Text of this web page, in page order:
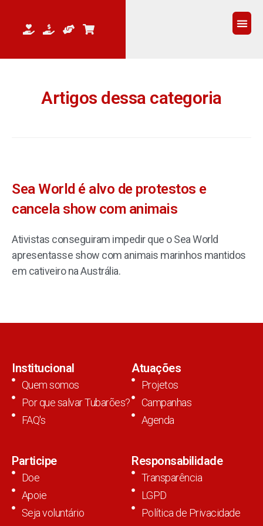
Artigos dessa categoria
Sea World é alvo de protestos e
cancela show com animais
Ativistas conseguiram impedir que o Sea World
apresentasse show com animais marinhos mantidos
em cativeiro na Austrália.
Institucional
Quem somos
Por que salvar Tubarões?
FAQ's
Atuações
Projetos
Campanhas
Agenda
Participe
Doe
Apoie
Seja voluntário
Responsabilidade
Transparência
LGPD
Política de Privacidade